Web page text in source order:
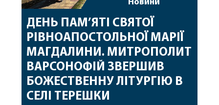
Новини
ДЕНЬ ПАМ’ЯТІ СВЯТОЇ
РІВНОАПОСТОЛЬНОЇ МАРІЇ
МАГДАЛИНИ. МИТРОПОЛИТ
ВАРСОНОФІЙ ЗВЕРШИВ
БОЖЕСТВЕННУ ЛІТУРГІЮ В
СЕЛІ ТЕРЕШКИ